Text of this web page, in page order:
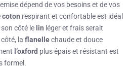
dépend de vos besoins et de vos
coton respirant et confortable est idéal
côté le lin léger et frais serait
la flanellechaude et douce
l’oxford plus épais et résistant est
formel.